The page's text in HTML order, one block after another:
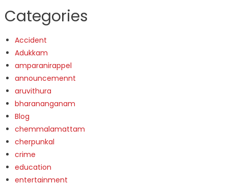
Categories
Accident
Adukkam
amparanirappel
announcemennt
aruvithura
bharananganam
Blog
chemmalamattam
cherpunkal
crime
education
entertainment